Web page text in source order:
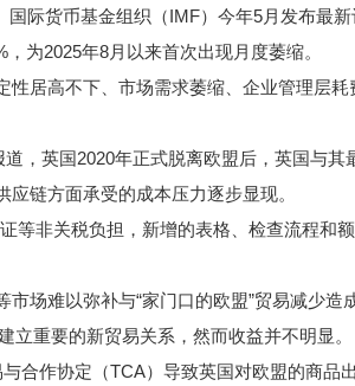
际货币基金组织（IMF）今年5月发布最新
为2025年8月以来首次出现月度萎缩。
居高不下、市场需求萎缩、企业管理层耗
英国2020年正式脱离欧盟后，英国与其
链方面承受的成本压力逐步显现。
非关税负担，新增的表格、检查流程和
场难以弥补与“家门口的欧盟”贸易减少造
立重要的新贸易关系，然而收益并不明显。
作协定（TCA）导致英国对欧盟的商品